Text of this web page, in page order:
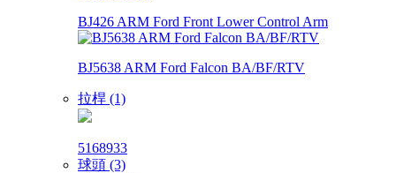
BJ426 ARM Ford Front Lower Control Arm
BJ5638 ARM Ford Falcon BA/BF/RTV
拉桿 (1)
5168933
球頭 (3)